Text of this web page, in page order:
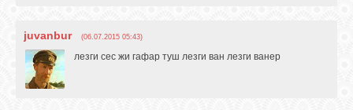
TWITTER
juvanbur (06.07.2015 05:43)
лезги сес жи гафар туш лезги ван лезги ванер